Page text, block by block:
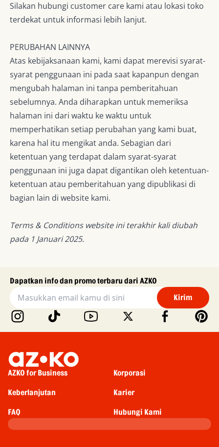
Silakan hubungi customer care kami atau lokasi toko
terdekat untuk informasi lebih lanjut.
PERUBAHAN LAINNYA
Atas kebijaksanaan kami, kami dapat merevisi syarat-
syarat penggunaan ini pada saat kapanpun dengan
mengubah halaman ini tanpa pemberitahuan
sebelumnya. Anda diharapkan untuk memeriksa
halaman ini dari waktu ke waktu untuk
memperhatikan setiap perubahan yang kami buat,
karena hal itu mengikat anda. Sebagian dari
ketentuan yang terdapat dalam syarat-syarat
penggunaan ini juga dapat digantikan oleh ketentuan-
ketentuan atau pemberitahuan yang dipublikasi di
bagian lain di website kami.
Terms & Conditions website ini terakhir kali diubah
pada 1 Januari 2025.
Dapatkan info dan promo terbaru dari AZKO
Kirim
AZKO for Business Korporasi
Keberlanjutan Karier
FAQ Hubungi Kami